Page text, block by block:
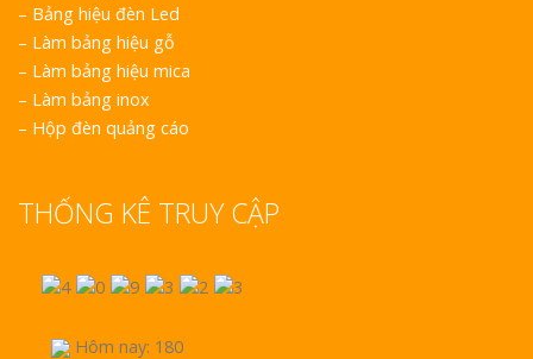
– Bảng hiệu đèn Led
– Làm bảng hiệu gỗ
– Làm bảng hiệu mica
– Làm bảng inox
– Hộp đèn quảng cáo
THỐNG KÊ TRUY CẬP
Hôm nay: 180